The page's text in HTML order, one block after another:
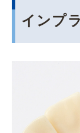
インプ